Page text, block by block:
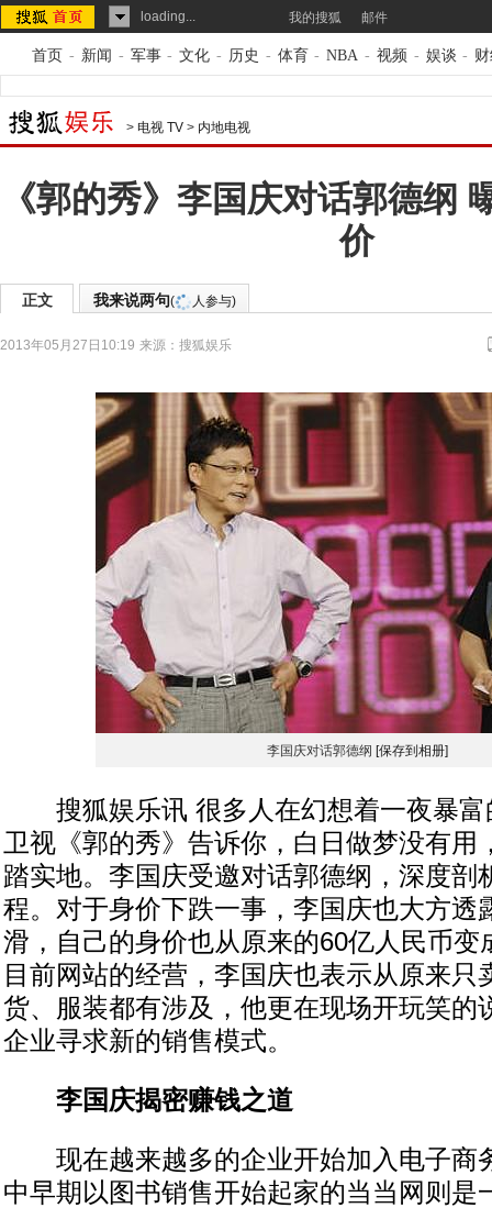
loading... 我的搜狐 邮件
首页 - 新闻 - 军事 - 文化 - 历史 - 体育 - NBA - 视频 - 娱谈 -
> 电视 TV > 内地电视
《郭的秀》李国庆对话郭德纲
价
正文 我来说两句( 人参与)
2013年05月27日10:19 来源： 搜狐娱乐
李国庆对话郭德纲 [保存到相册]
搜狐娱乐讯 很多人在幻想着一夜暴富
卫视《郭的秀》告诉你，白日做梦没有用
踏实地。李国庆受邀对话郭德纲，深度剖
程。对于身价下跌一事，李国庆也大方透
滑，自己的身价也从原来的60亿人民币变
目前网站的经营，李国庆也表示从原来只
货、服装都有涉及，他更在现场开玩笑的
企业寻求新的销售模式。
李国庆揭密赚钱之道
现在越来越多的企业开始加入电子商
中早期以图书销售开始起家的当当网则是